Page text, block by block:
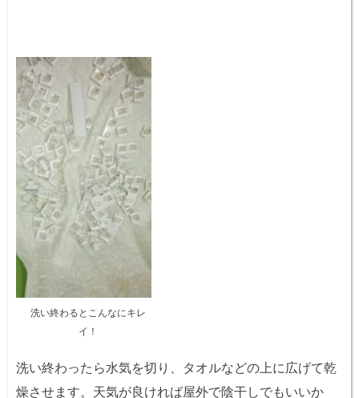
洗い終わるとこんなにキレ
イ！
洗い終わったら水気を切り、タオルなどの上に広げて乾
燥させます。天気が良ければ屋外で陰干しでもいいか